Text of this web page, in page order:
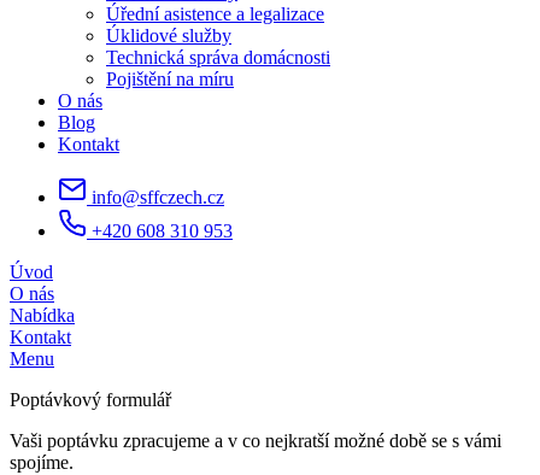
Úřední asistence a legalizace
Úklidové služby
Technická správa domácnosti
Pojištění na míru
O nás
Blog
Kontakt
info@sffczech.cz
+420 608 310 953
Úvod
O nás
Nabídka
Kontakt
Menu
Poptávkový formulář
Vaši poptávku zpracujeme a v co nejkratší možné době se s vámi
spojíme.